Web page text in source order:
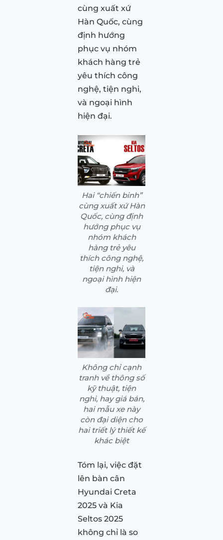
cùng xuất xứ
Hàn Quốc, cùng
định hướng
phục vụ nhóm
khách hàng trẻ
yêu thích công
nghệ, tiện nghi,
và ngoại hình
hiện đại.
Hai “chiến binh”
cùng xuất xứ Hàn
Quốc, cùng định
hướng phục vụ
nhóm khách
hàng trẻ yêu
thích công nghệ,
tiện nghi, và
ngoại hình hiện
đại.
Không chỉ cạnh
tranh về thông số
kỹ thuật, tiện
nghi, hay giá bán,
hai mẫu xe này
còn đại diện cho
hai triết lý thiết kế
khác biệt
Tóm lại, việc đặt
lên bàn cân
Hyundai Creta
2025 và Kia
Seltos 2025
không chỉ là so